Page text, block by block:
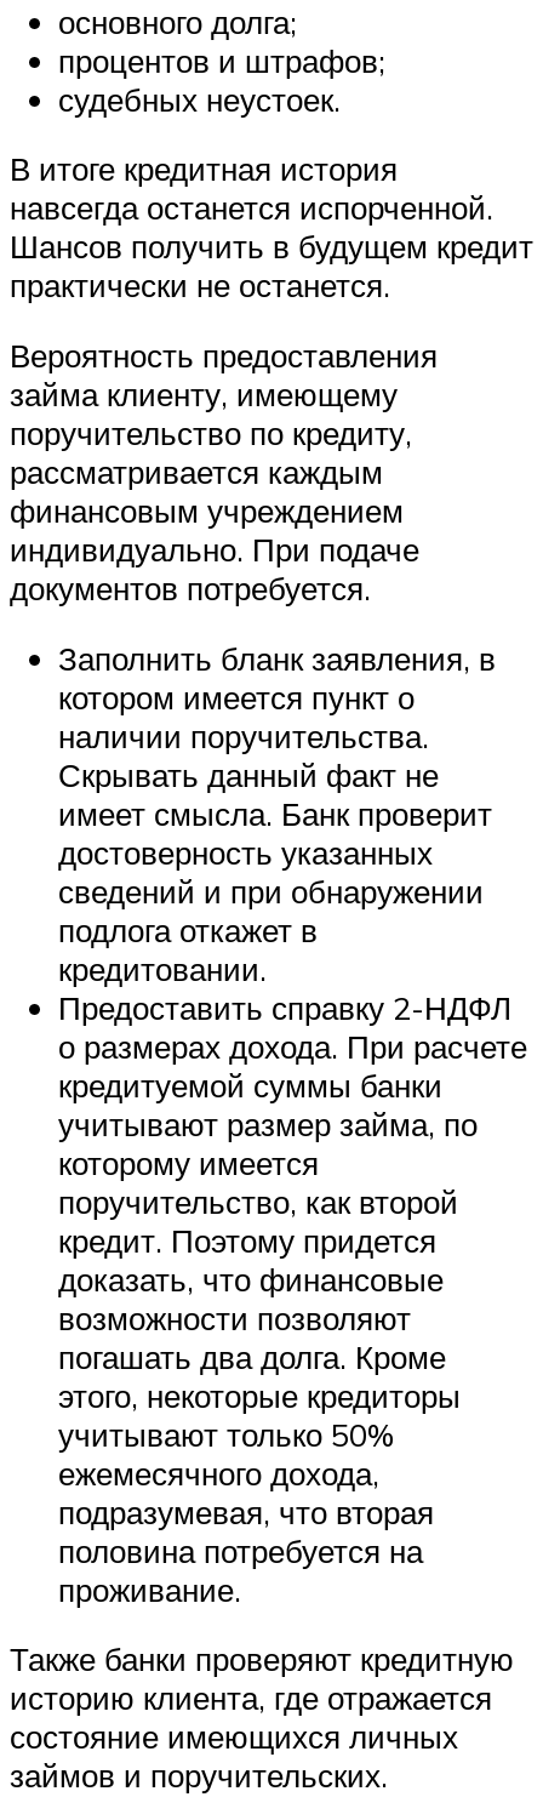
основного долга;
процентов и штрафов;
судебных неустоек.
В итоге кредитная история
навсегда останется испорченной.
Шансов получить в будущем кредит
практически не останется.
Вероятность предоставления
займа клиенту, имеющему
поручительство по кредиту,
рассматривается каждым
финансовым учреждением
индивидуально. При подаче
документов потребуется.
Заполнить бланк заявления, в
котором имеется пункт о
наличии поручительства.
Скрывать данный факт не
имеет смысла. Банк проверит
достоверность указанных
сведений и при обнаружении
подлога откажет в
кредитовании.
Предоставить справку 2-НДФЛ
о размерах дохода. При расчете
кредитуемой суммы банки
учитывают размер займа, по
которому имеется
поручительство, как второй
кредит. Поэтому придется
доказать, что финансовые
возможности позволяют
погашать два долга. Кроме
этого, некоторые кредиторы
учитывают только 50%
ежемесячного дохода,
подразумевая, что вторая
половина потребуется на
проживание.
Также банки проверяют кредитную
историю клиента, где отражается
состояние имеющихся личных
займов и поручительских.